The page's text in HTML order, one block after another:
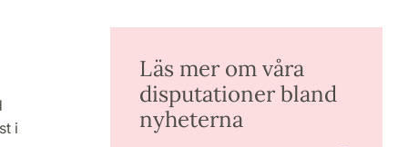
i
Läs mer om våra
disputationer bland
nyheterna